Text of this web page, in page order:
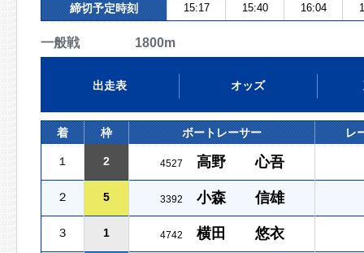
締切予定時刻 15:17 15:40 16:04
一般戦 1800m
出走表 オッズ
着 枠 ボートレーサー レ
１ 2 4527 高野 心吾
２ 5 3392 小森 信雄
３ 1 4742 横田 悠衣